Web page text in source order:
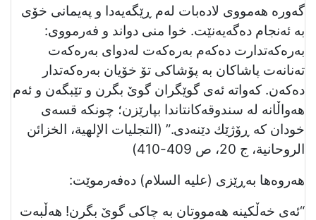
گەورە هەمووی لادەبات لەم ڕێگەیەدا و پەیمانی خۆی
بە ئەنجام دەگەیەنێت. خوا منی دواند و فەرمووی:
بەرەكەتدارت دەكەم بەرەكەت لەدوای بەرەكەت
تەنانەت پاشاكان بە پۆشاكی تۆ خۆیان بەرەكەتدار
دەكەن. كەواتە ئەی گوێگران گوێ بگرن و تێبگەن و ئەم
هەواڵانە لە سندوقەكانتاندا بپارێزن؛ چونكە قسەی
خودان كە ڕۆژێك دێنەدی.” (التجليات الإلهية، الخزائن
الروحانية، ج 20، ص 409-410)
هەروەها بەڕێزی (عليه السلام) دەفەرموێت:
“ئەی خەڵكینە هەمووتان بە چاكی گوێ بگرن! هەڵبەت